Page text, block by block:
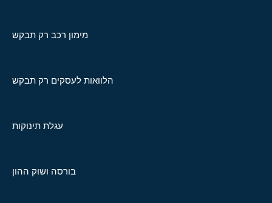
מימון רכב רק תבקש
הלוואות לעסקים רק תבקש
עגלת תינוקות
בורסה ושוק ההון